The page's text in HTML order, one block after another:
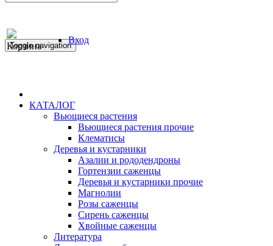
Корзина
Вход
Toggle navigation
КАТАЛОГ
Вьющиеся растения
Вьющиеся растения прочие
Клематисы
Деревья и кустарники
Азалии и рододендроны
Гортензии саженцы
Деревья и кустарники прочие
Магнолии
Розы саженцы
Сирень саженцы
Хвойные саженцы
Литература